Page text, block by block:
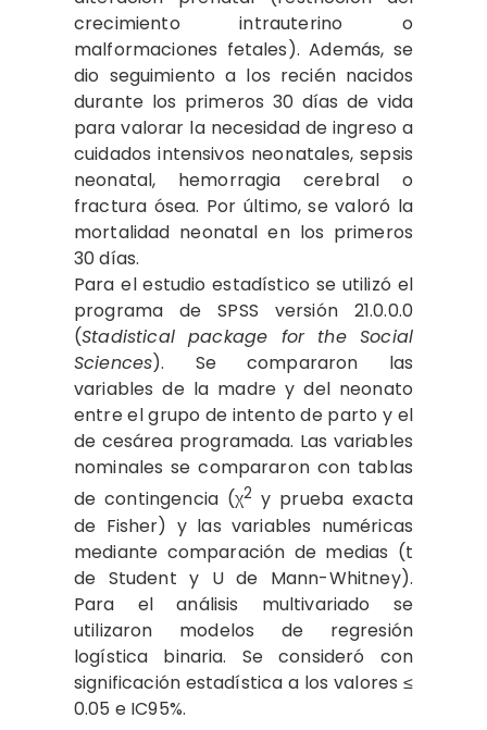
crecimiento intrauterino o
malformaciones fetales). Además, se
dio seguimiento a los recién nacidos
durante los primeros 30 días de vida
para valorar la necesidad de ingreso a
cuidados intensivos neonatales, sepsis
neonatal, hemorragia cerebral o
fractura ósea. Por último, se valoró la
mortalidad neonatal en los primeros
30 días.
Para el estudio estadístico se utilizó el
programa de SPSS versión 21.0.0.0
(Stadistical package for the Social
Sciences). Se compararon las
variables de la madre y del neonato
entre el grupo de intento de parto y el
de cesárea programada. Las variables
nominales se compararon con tablas
de contingencia (χ2 y prueba exacta
de Fisher) y las variables numéricas
mediante comparación de medias (t
de Student y U de Mann-Whitney).
Para el análisis multivariado se
utilizaron modelos de regresión
logística binaria. Se consideró con
significación estadística a los valores ≤
0.05 e IC95%.